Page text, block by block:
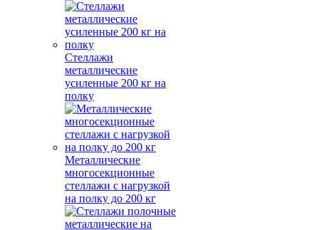
Стеллажи
металлические
усиленные 200 кг на
полку
Металлические
многосекционные
стеллажи с нагрузкой
на полку до 200 кг